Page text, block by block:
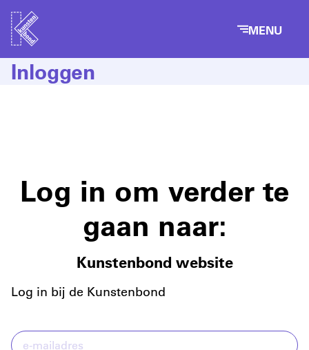
MENU
Inloggen
Log in om verder te
gaan naar:
Kunstenbond website
Log in bij de Kunstenbond